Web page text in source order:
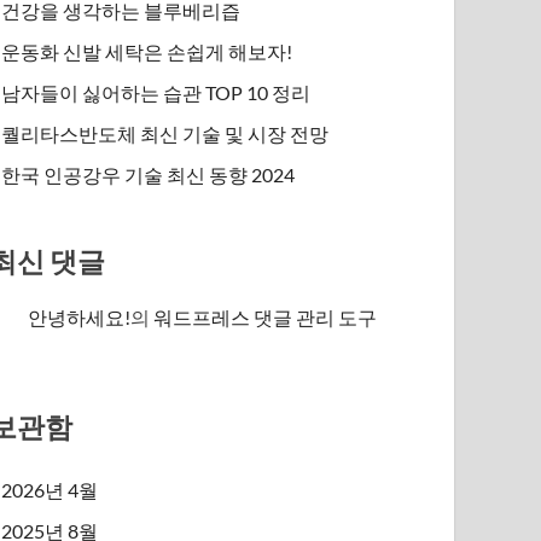
건강을 생각하는 블루베리즙
운동화 신발 세탁은 손쉽게 해보자!
남자들이 싫어하는 습관 TOP 10 정리
퀄리타스반도체 최신 기술 및 시장 전망
한국 인공강우 기술 최신 동향 2024
신 댓글
안녕하세요!의워드프레스 댓글 관리 도구
관함
2026년 4월
2025년 8월